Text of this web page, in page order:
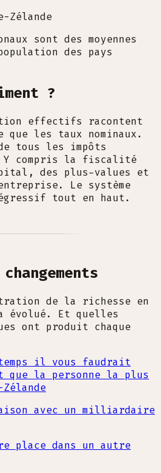
Zélande
sont des moyennes
des pays
?
effectifs racontent
les taux nominaux.
tous les impôts
Y compris la fiscalité
des plus-values et
Le système
tout en haut.
de la richesse en
évolué. Et quelles
ont produit chaque
temps il vous faudrait
que la personne la plus
avec un milliardaire
place dans un autre